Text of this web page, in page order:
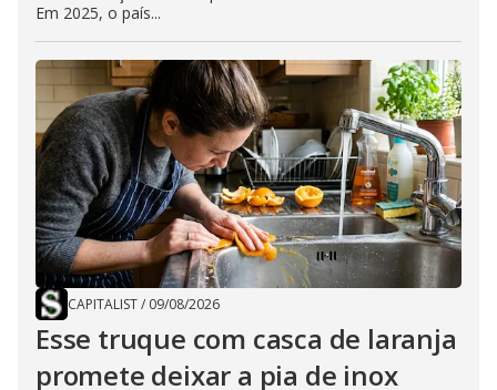
Em 2025, o país...
CAPITALIST/ 09/08/2026
Esse truque com casca de laranja
promete deixar a pia de inox